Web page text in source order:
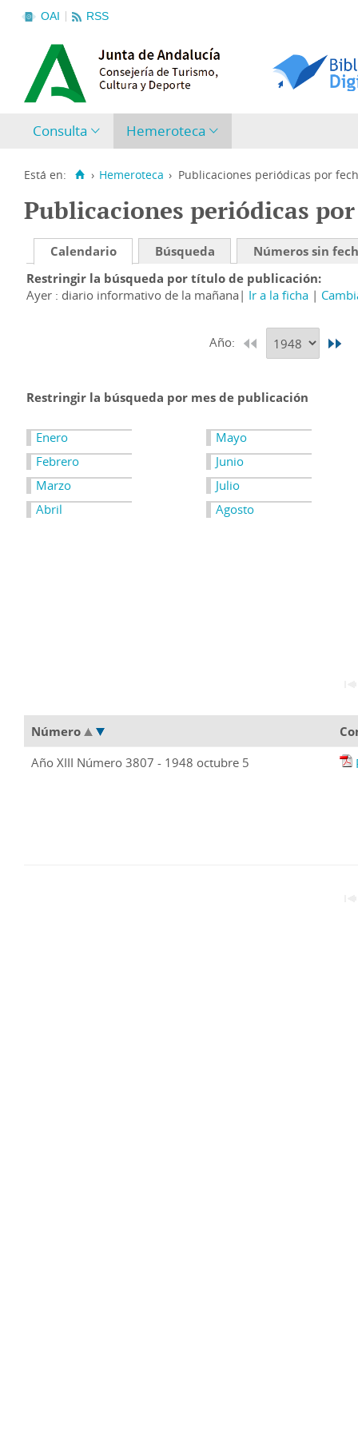
OAI RSS
Consulta Hemeroteca
Está en: › Hemeroteca › Publicaciones periódicas por
Publicaciones periódicas
Calendario Búsqueda
Números sin
Restringir la búsqueda por título de publicación
Ayer : diario informativo de la mañana
Ir a la ficha
Año:
Restringir la búsqueda por mes de publicación
Enero
Febrero
Marzo
Abril
Mayo
Junio
Julio
Agosto
Número
Año XIII Número 3807 - 1948 octubre 5